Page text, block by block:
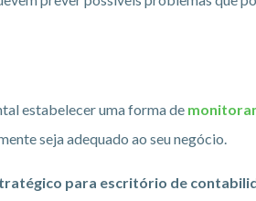
estabelecer uma forma de
seja adequado ao seu negócio.
para escritório de